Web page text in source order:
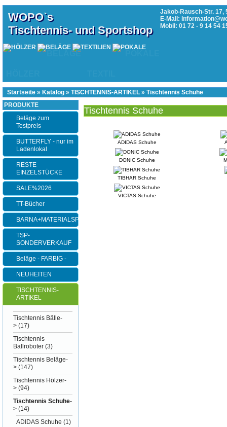
WOPO`s
Tischtennis- und Sportshop
Jakob-Rausch-Str. 17,
E-Mail:
Mobil: 01 72 - 9 14 54
BELÄGE
Startseite » Katalog » TISCHTENNIS-ARTIKEL » Tischtennis Schuhe
Tischtennis Schuhe
ADIDAS Schuhe
DONIC Schuhe
TIBHAR Schuhe
VICTAS Schuhe
PRODUKTE
Beläge zum
Testpreis
BUTTERFLY - nur im
Ladenlokal
RESTE
EINZELSTÜCKE
SALE%2026
TT-Bücher
BARNA+MATERIALSPEZI
TSP-
SONDERVERKAUF
Beläge - FARBIG -
NEUHEITEN
TISCHTENNIS-
ARTIKEL
Tischtennis Bälle-
> (17)
Tischtennis
Ballroboter (3)
Tischtennis Beläge-
> (147)
Tischtennis Hölzer-
> (94)
Tischtennis Schuhe-
> (14)
ADIDAS Schuhe (1)